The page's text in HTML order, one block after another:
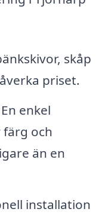
skåp
priset.
En enkel
och
än en
installation